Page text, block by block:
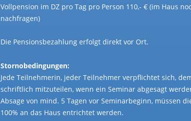
Vollpension im DZ pro Tag pro Person 110,- € (im Haus
nachfragen)
Die Pensionsbezahlung erfolgt direkt vor Ort.
Stornobedingungen:
Jede Teilnehmerin, jeder Teilnehmer verpflichtet sich,
schriftlich mitzuteilen, wenn ein Seminar abgesagt
Absage von mind. 5 Tagen vor Seminarbeginn, müssen
100% an das Haus entrichtet werden.